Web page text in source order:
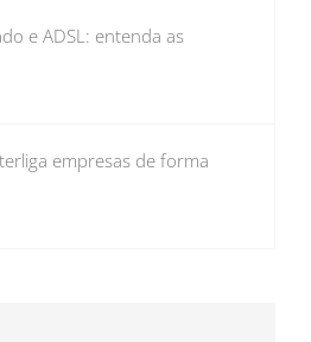
e ADSL: entenda as
empresas de forma